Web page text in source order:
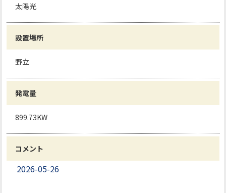
太陽光
設置場所
野立
発電量
899.73KW
コメント
2026-05-26